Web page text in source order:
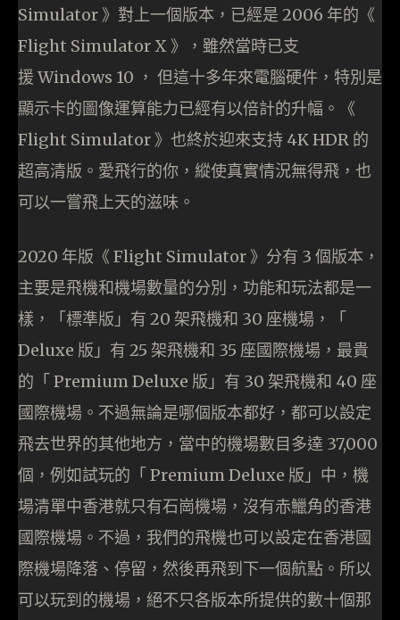
Simulator 》對上一個版本，已經是 2006 年的《
Flight Simulator X 》，雖然當時已支
援 Windows 10 ， 但這十多年來電腦硬件，特別是
顯示卡的圖像運算能力已經有以倍計的升幅。《
Flight Simulator 》也終於迎來支持 4K HDR 的
超高清版。愛飛行的你，縱使真實情況無得飛，也
可以一嘗飛上天的滋味。
2020 年版《 Flight Simulator 》分有 3 個版本，
主要是飛機和機場數量的分別，功能和玩法都是一
樣，「標準版」有 20 架飛機和 30 座機場，「
Deluxe 版」有 25 架飛機和 35 座國際機場，最貴
的「 Premium Deluxe 版」有 30 架飛機和 40 座
國際機場。不過無論是哪個版本都好，都可以設定
飛去世界的其他地方，當中的機場數目多達 37,000
個，例如試玩的「 Premium Deluxe 版」中，機
場清單中香港就只有石崗機場，沒有赤鱲角的香港
國際機場。不過，我們的飛機也可以設定在香港國
際機場降落、停留，然後再飛到下一個航點。所以
可以玩到的機場，絕不只各版本所提供的數十個那